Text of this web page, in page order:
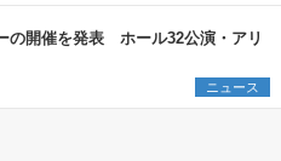
の開催を発表 ホール32公演・アリ
ニュース